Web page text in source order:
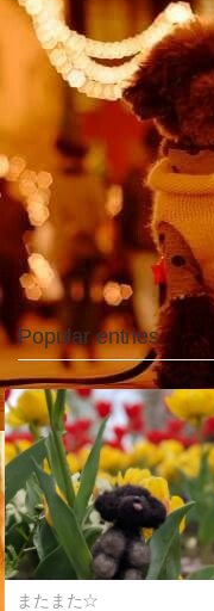
Popular entries
またまた☆